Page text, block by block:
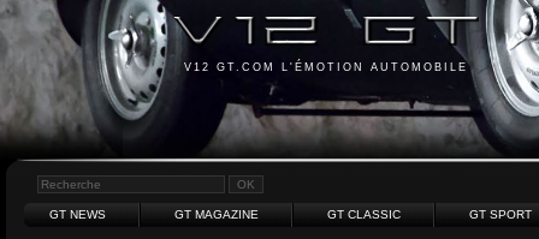
V12 GT.COM L'ÉMOTION AUTOMOBILE
GT NEWS GT MAGAZINE GT CLASSIC GT SPORT